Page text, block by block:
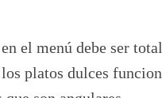
el menú debe ser
platos dulces